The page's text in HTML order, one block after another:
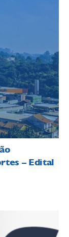
– Edital